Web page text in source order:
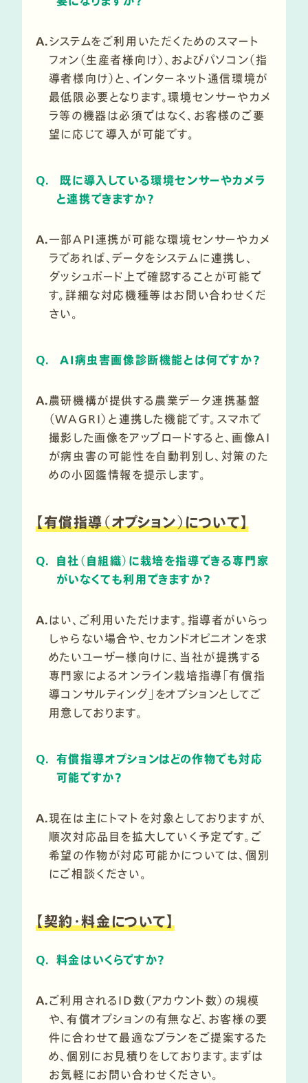
A.システムをご利用いただくためのスマート
フォン（生産者様向け）、およびパソコン（指
導者様向け）と、インターネット通信環境が
最低限必要となります。環境センサーやカメ
ラ等の機器は必須ではなく、お客様のご要
望に応じて導入が可能です。
Q.
既に導入している環境センサーやカメラ
と連携できますか？
A.一部API連携が可能な環境センサーやカメ
ラであれば、データをシステムに連携し、
ダッシュボード上で確認することが可能で
す。詳細な対応機種等はお問い合わせくだ
さい。
Q. AI病虫害画像診断機能とは何ですか？
A.農研機構が提供する農業データ連携基盤
（WAGRI）と連携した機能です。スマホで
撮影した画像をアップロードすると、画像AI
が病虫害の可能性を自動判別し、対策のた
めの小図鑑情報を提示します。
【有償指導（オプション）について】
Q.
自社（自組織）に栽培を指導できる専門家
がいなくても利用できますか？
A.はい、ご利用いただけます。指導者がいらっ
しゃらない場合や、セカンドオピニオンを求
めたいユーザー様向けに、当社が提携する
専門家によるオンライン栽培指導「有償指
導コンサルティング」をオプションとしてご
用意しております。
Q. 有償指導オプションはどの作物でも対応
可能ですか？
A.現在は主にトマトを対象としておりますが、
順次対応品目を拡大していく予定です。ご
希望の作物が対応可能かについては、個別
にご相談ください。
【契約・料金について】
Q. 料金はいくらですか？
A.ご利用されるID数（アカウント数）の規模
や、有償オプションの有無など、お客様の要
件に合わせて最適なプランをご提案するた
め、個別にお見積りをしております。まずは
お気軽にお問い合わせください。